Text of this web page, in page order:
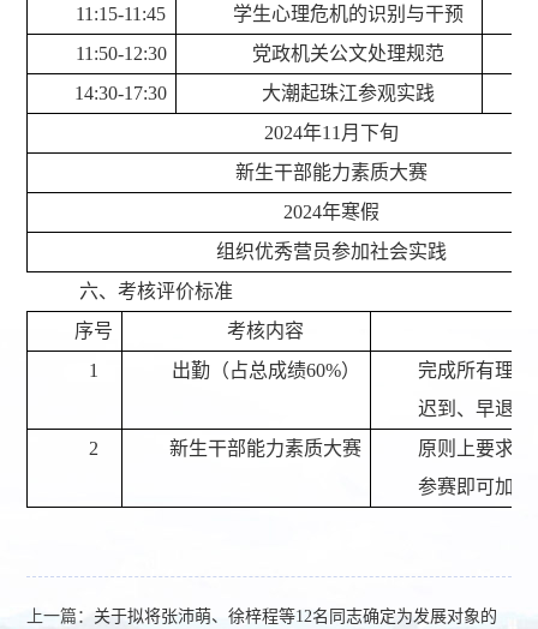
11:1 5-11 :45 学生心理危机的识别与干预
11:50-12:30 党政机关公文处理规范
14:30-17:30 大潮起珠江参观实践
2024年11月下旬
新生干部能力素质大赛
2024年寒假
组织优秀营员参加社会实践
六、考核评价标准
序号
考核内容
1
出勤（占总成绩60%）
完成所有理
迟到、早退
2
新生干部能力素质大赛
原则上要求
参赛即可加
上一篇： 关于拟将张沛萌、徐梓程等12名同志确定为发展对象的